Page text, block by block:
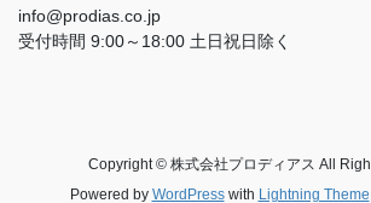
info@prodias.co.jp
受付時間 9:00～18:00 土日祝日除く
Copyright © 株式会社プロディアス All
Powered by WordPresswith Lightning Theme